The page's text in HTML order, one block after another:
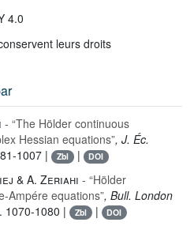
4.0
leurs droits
- “The Hölder continuous
Hessian equations”, J. Éc.
1007 | Zbl | DOI
& A. Zeriahi - “Hölder
Ampére equations”, Bull. London
1070-1080 | Zbl | DOI